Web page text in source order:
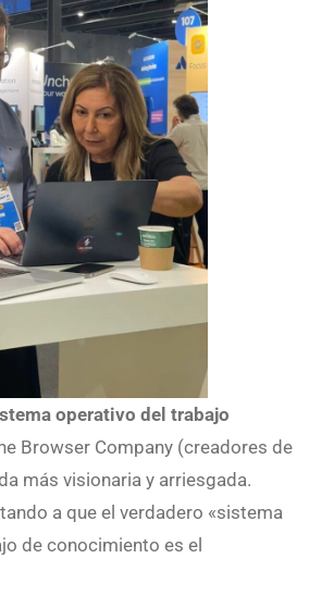
operativo del trabajo
Browser Company (creadores de
más visionaria y arriesgada.
a que el verdadero «sistema
de conocimiento es el